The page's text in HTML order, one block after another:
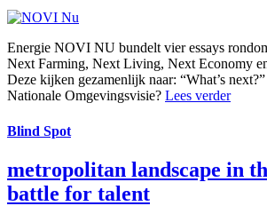
Energie NOVI NU bundelt vier essays
Next Farming, Next Living, Next Economy
Deze kijken gezamenlijk naar: “What’s
Nationale Omgevingsvisie? Lees verder
Blind Spot
metropolitan landscape in
battle for talent